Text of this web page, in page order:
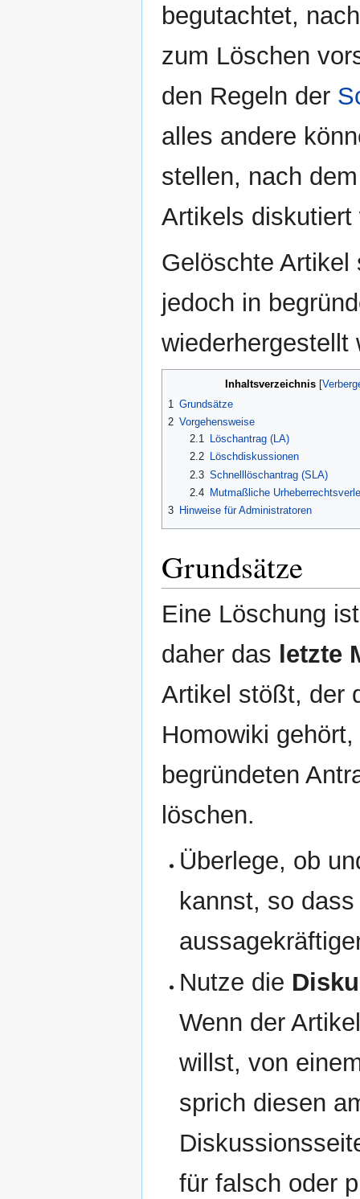
begutachtet,
zum Löschen
den Regeln der
alles andere
stellen, nach
Artikels diskutiert
Gelöschte Artikel
jedoch in
wiederhergestellt
Inhaltsverzeichnis
1 Grundsätze
2 Vorgehensweise
2.1
Löschantrag (LA)
2.2
Löschdiskussionen
2.3 Schnelllöschantrag (SLA)
2.4
Mutmaßliche
3 Hinweise für Administratoren
Grundsätze
Eine Löschung
daher das letzte
Artikel stößt, der
Homowiki
begründeten
löschen.
Überlege, ob
kannst, so
Nutze die
Wenn der
willst, von
sprich diesen
für falsch oder